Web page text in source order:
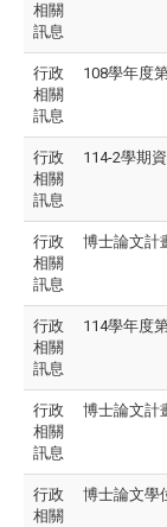
相關
訊息
行政
相關
訊息
108學年度
行政
相關
訊息
114-2學期
行政
相關
訊息
博士論文計
行政
相關
訊息
114學年度
行政
相關
訊息
博士論文計
行政
相關
博士論文學